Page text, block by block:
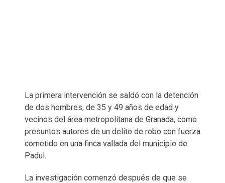
La primera intervención se saldó con la detención
de dos hombres, de 35 y 49 años de edad y
vecinos del área metropolitana de Granada, como
presuntos autores de un delito de robo con fuerza
cometido en una finca vallada del municipio de
Padul.
La investigación comenzó después de que se